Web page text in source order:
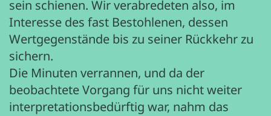
sein schienen. Wir verabredeten also, im
Interesse des fast Bestohlenen, dessen
Wertgegenstände bis zu seiner Rückkehr zu
sichern.
Die Minuten verrannen, und da der
beobachtete Vorgang für uns nicht weiter
interpretationsbedürftig war, nahm das